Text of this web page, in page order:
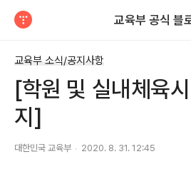
교육부 공식 블
교육부 소식/공지사항
[학원 및 실내체육
지]
대한민국 교육부 2020. 8. 31. 12:45